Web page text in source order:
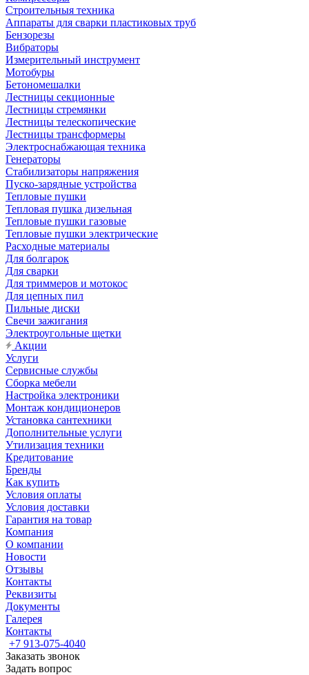
Строительныя техника
Аппараты для сварки пластиковых труб
Бензорезы
Вибраторы
Измерительный инструмент
Мотобуры
Бетономешалки
Лестницы секционные
Лестницы стремянки
Лестницы телескопические
Лестницы трансформеры
Электроснабжающая техника
Генераторы
Стабилизаторы напряжения
Пуско-зарядные устройства
Тепловые пушки
Тепловая пушка дизельная
Тепловые пушки газовые
Тепловые пушки электрические
Расходные материалы
Для болгарок
Для сварки
Для триммеров и мотокос
Для цепных пил
Пильные диски
Свечи зажигания
Электроугольные щетки
Акции
Услуги
Сервисные службы
Сборка мебели
Настройка электроники
Монтаж кондиционеров
Установка сантехники
Дополнительные услуги
Утилизация техники
Кредитование
Бренды
Как купить
Условия оплаты
Условия доставки
Гарантия на товар
Компания
О компании
Новости
Отзывы
Контакты
Реквизиты
Документы
Галерея
Контакты
+7 913-075-4040
Заказать звонок
Задать вопрос